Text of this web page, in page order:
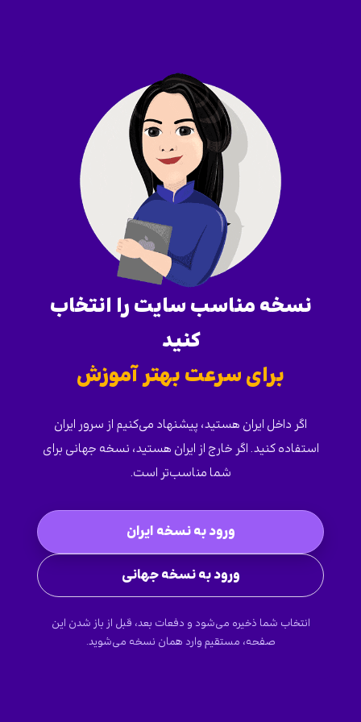
نسخه مناسب سایت را انتخاب
کنید
برای سرعت بهتر آموزش
اگر داخل ایران هستید، پیشنهاد می‌کنیم از سرور ایران
استفاده کنید. اگر خارج از ایران هستید، نسخه جهانی برای
شما مناسب‌تر است.
ورود به نسخه ایران
ورود به نسخه جهانی
انتخاب شما ذخیره می‌شود و دفعات بعد، قبل از باز شدن این
صفحه، مستقیم وارد همان نسخه می‌شوید.